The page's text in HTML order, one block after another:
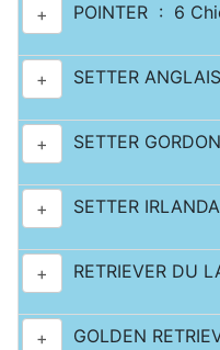
+ POINTER : 6
+ SETTER
+ SETTER
+ SETTER
+ RETRIEVER DU
+ GOLDEN